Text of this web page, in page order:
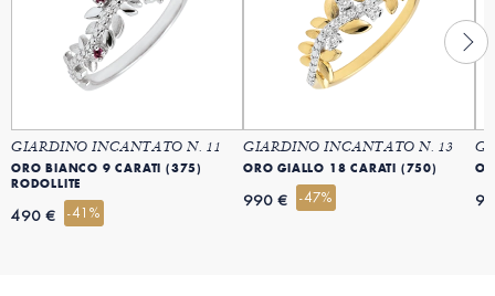
GIARDINO INCANTATO N. 11
ORO BIANCO 9 CARATI (375)
RODOLLITE
490 € -41%
GIARDINO INCANTATO N. 13
ORO GIALLO 18 CARATI (750)
990 € -47%